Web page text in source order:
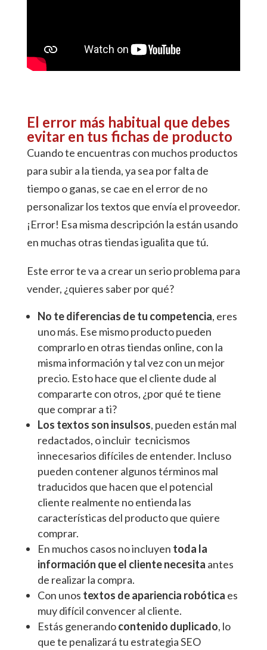
El error más habitual que debes
evitar en tus fichas de producto
Cuando te encuentras con muchos productos
para subir a la tienda, ya sea por falta de
tiempo o ganas, se cae en el error de no
personalizar los textos que envía el proveedor.
¡Error! Esa misma descripción la están usando
en muchas otras tiendas igualita que tú.
Este error te va a crear un serio problema para
vender, ¿quieres saber por qué?
No te diferencias de tu competencia, eres
uno más. Ese mismo producto pueden
comprarlo en otras tiendas online, con la
misma información y tal vez con un mejor
precio. Esto hace que el cliente dude al
compararte con otros, ¿por qué te tiene
que comprar a ti?
Los textos son insulsos, pueden están mal
redactados, o incluir tecnicismos
innecesarios difíciles de entender. Incluso
pueden contener algunos términos mal
traducidos que hacen que el potencial
cliente realmente no entienda las
características del producto que quiere
comprar.
En muchos casos no incluyen toda la
información que el cliente necesita antes
de realizar la compra.
Con unos textos de apariencia robótica es
muy difícil convencer al cliente.
Estás generandocontenido duplicado, lo
que te penalizará tu estrategia SEO